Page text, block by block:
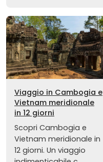
Viaggio in Cambogia e
Vietnam meridionale
in 12 giorni
Scopri Cambogia e
Vietnam meridionale in
12 giorni. Un viaggio